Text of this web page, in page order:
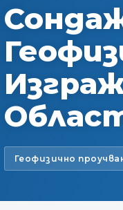
Геофизично